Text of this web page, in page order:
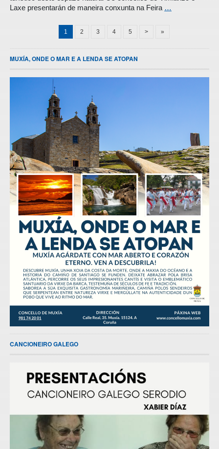
Laxe presentarán de maneira conxunta na Feira …
1 2 3 4 5 > »
MUXÍA, ONDE O MAR E A LENDA SE ATOPAN
CANCIONEIRO GALEGO